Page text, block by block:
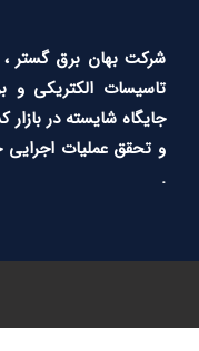
شرکت بهان برق گستر
تاسیسات الکتریکی
جایگاه شایسته در
و تحقق عملیات اجرایی
.